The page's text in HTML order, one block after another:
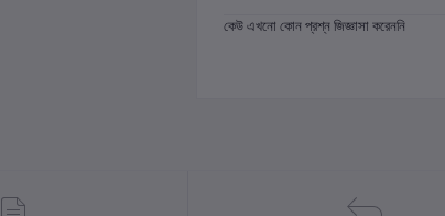
কেউ এখনো কোন প্রশ্ন জিজ্ঞাসা করেননি